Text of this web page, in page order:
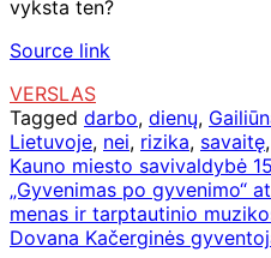
vyksta ten?
Source link
VERSLAS
Tagged darbo, dienų,
Lietuvoje, nei, rizika, savaitę,
Navigacija
tarp
įrašų
Kauno miesto savivaldybė
„Gyvenimas po gyvenimo“
menas ir tarptautinio
Dovana Kačerginės